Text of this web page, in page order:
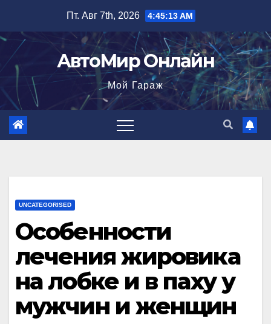
содержимому
Пт. Авг 7th, 2026 4:45:14 AM
АвтоМир Онлайн
Мой Гараж
UNCATEGORISED
Особенности
лечения жировика
на лобке и в паху у
мужчин и женщин